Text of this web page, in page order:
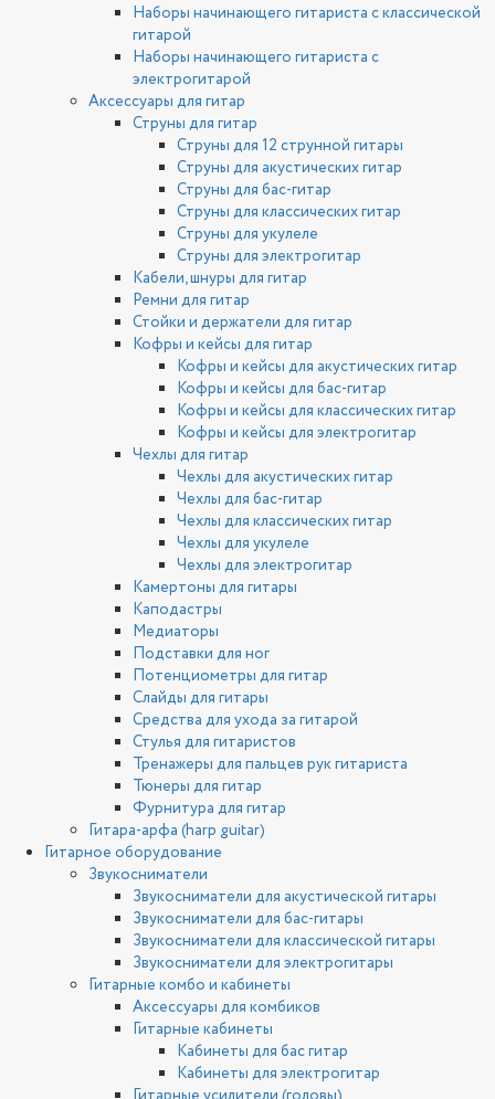
Наборы начинающего гитариста с классической
гитарой
Наборы начинающего гитариста с
электрогитарой
Аксессуары для гитар
Струны для гитар
Струны для 12 струнной гитары
Струны для акустических гитар
Струны для бас-гитар
Струны для классических гитар
Струны для укулеле
Струны для электрогитар
Кабели, шнуры для гитар
Ремни для гитар
Стойки и держатели для гитар
Кофры и кейсы для гитар
Кофры и кейсы для акустических гитар
Кофры и кейсы для бас-гитар
Кофры и кейсы для классических гитар
Кофры и кейсы для электрогитар
Чехлы для гитар
Чехлы для акустических гитар
Чехлы для бас-гитар
Чехлы для классических гитар
Чехлы для укулеле
Чехлы для электрогитар
Камертоны для гитары
Каподастры
Медиаторы
Подставки для ног
Потенциометры для гитар
Слайды для гитары
Средства для ухода за гитарой
Стулья для гитаристов
Тренажеры для пальцев рук гитариста
Тюнеры для гитар
Фурнитура для гитар
Гитара-арфа (harp guitar)
Гитарное оборудование
Звукосниматели
Звукосниматели для акустической гитары
Звукосниматели для бас-гитары
Звукосниматели для классической гитары
Звукосниматели для электрогитары
Гитарные комбо и кабинеты
Аксессуары для комбиков
Гитарные кабинеты
Кабинеты для бас гитар
Кабинеты для электрогитар